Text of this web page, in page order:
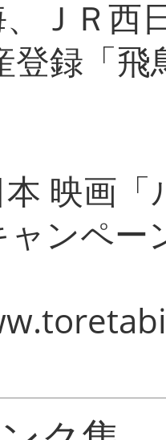
ＪＲ西
登録「
映画
ャンペー